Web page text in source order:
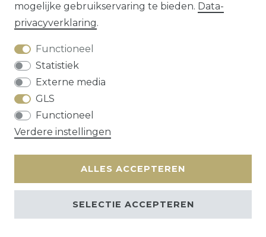
1 2 3
mogelijke gebruikservaring te bieden. Data­
privacy­verklaring.
Functioneel
Statistiek
Externe media
GLS
Functioneel
Verdere instellingen
ALLES ACCEPTEREN
SELECTIE ACCEPTEREN